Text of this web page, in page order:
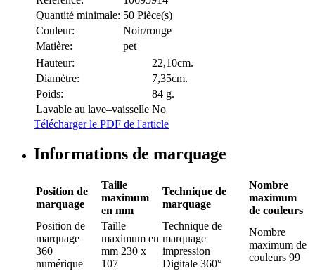
Quantité minimale: 50 Pièce(s)
Couleur:
Noir/rouge
Matière:
pet
Hauteur:
22,10cm.
Diamètre:
7,35cm.
Poids:
84 g.
Lavable au lave–vaisselle No
Télécharger le PDF de l'article
Informations de marquage
Position de
marquage
Taille
maximum
en mm
Technique de
marquage
Nombre
maximum
de couleurs
Position de
marquage
360
numérique
Taille
maximum en
mm 230 x
107
Technique de
marquage
impression
Digitale 360°
Nombre
maximum de
couleurs 99